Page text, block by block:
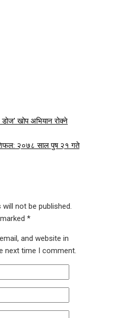
डोज’ खोप अभियान रोक्ने
२०७८ साल पुष २१ गते
not be published.
*
and website in
next time I comment.